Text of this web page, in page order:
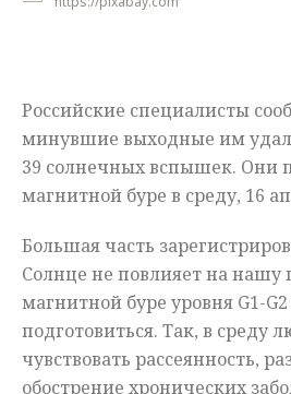
Происшествия
Российские специалисты
минувшие выходные им
39 солнечных вспышек. Они
магнитной буре в среду, 16
Большая часть
Солнце не повлияет на нашу
магнитной буре уровня G1-
подготовиться. Так, в среду
чувствовать рассеянность,
обострение хронических